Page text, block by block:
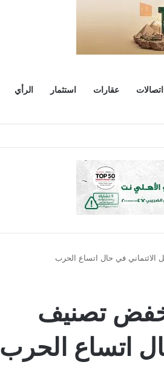
اتصالات عقارات استثمار الرأي
الائتماني في حال اتساع الحرب
بخفض تصنيف
اتساع الحرب